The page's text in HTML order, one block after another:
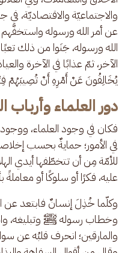
والاجتماعيّة والاقتصاديّة، في
عن أمر الله ورسوله
الله ورسوله، جَنَوا من ذلك
الآخر، ثمّ عذابًا في الآخرة
يُخَالِفُونَ عَنْ أَمْرِهِ أَنْ تُصِيبَهُمْ
دور العلماء وأرباب
فكان في وجود العلماء،
في الأمور؛ حمايةٌ بحسب
للأمّة مِن أن تتخطّفها أيدي
عليه، فكرًا أو سلوكًا أو
وكلّما خُذِلَ إنسانٌ فابتعد عن
وخطاب رسوله ﷺ وتبليغه،
والمارقين؛ انحرف قلبُه عن